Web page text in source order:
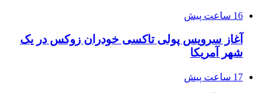
16 ساعت پیش
آغاز سرویس پولی تاکسی خودران زوکس در یک
شهر آمریکا
17 ساعت پیش